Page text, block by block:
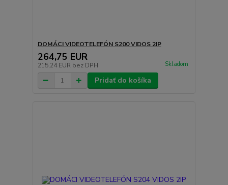
DOMÁCI VIDEOTELEFÓN S200 VIDOS 2IP
264,75 EUR
215,24 EUR bez DPH Skladom
Pridať do košíka